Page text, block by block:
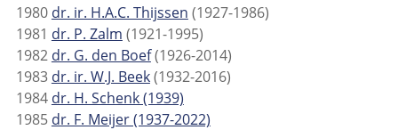
1980 dr. ir. H.A.C. Thijssen (1927-1986)
1981 dr. P. Zalm (1921-1995)
1982 dr. G. den Boef(1926-2014)
1983 dr. ir. W.J. Beek(1932-2016)
1984 dr. H. Schenk (1939)
1985 dr. F. Meijer (1937-2022)